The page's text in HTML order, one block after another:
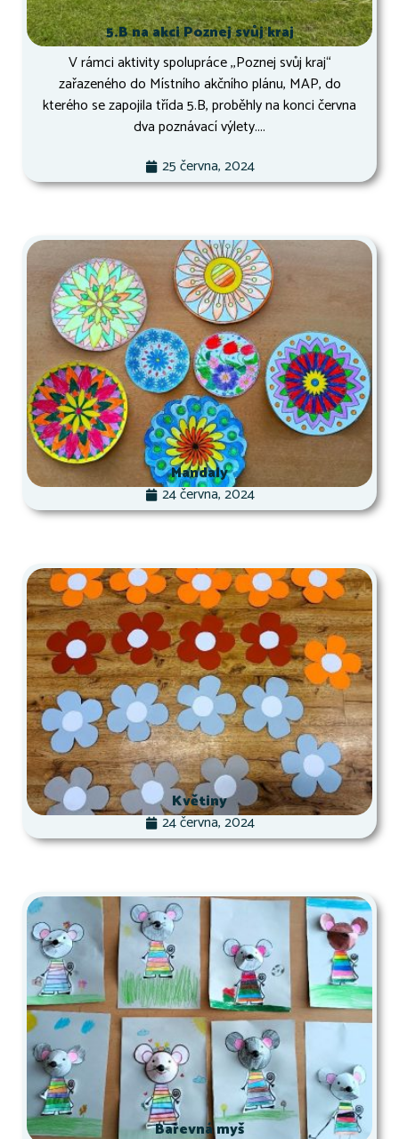
5.B na akci Poznej svůj kraj
V rámci aktivity spolupráce ,,Poznej svůj kraj“
zařazeného do Místního akčního plánu, MAP, do
kterého se zapojila třída 5.B, proběhly na konci června
dva poznávací výlety....
25 června, 2024
Mandaly
24 června, 2024
Květiny
24 června, 2024
Barevná myš